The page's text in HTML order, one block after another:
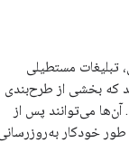
مستطیلی
بخشی از طرح‌بندی
می‌توانند پس از
به‌روزرسانی